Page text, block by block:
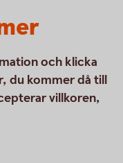
och klicka
du kommer då till
villkoren,